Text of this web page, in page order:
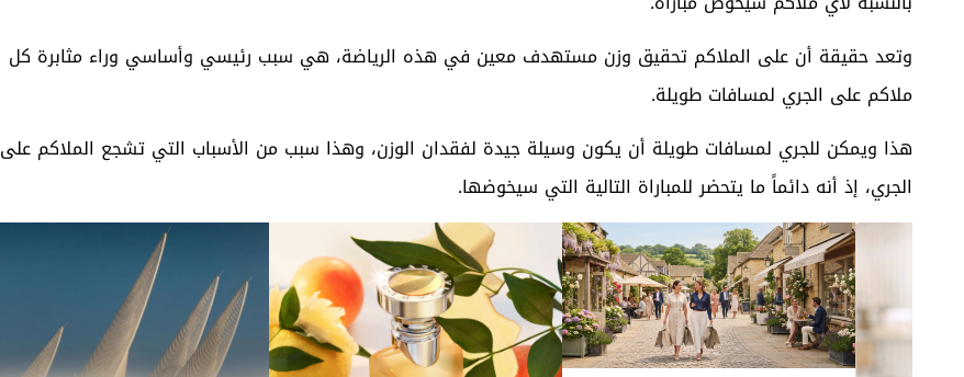
وتعد حقيقة أن على الملاكم تحقيق وزن مستهدف معين في هذه الرياضة، هي سبب رئيسي وأساسي وراء مثابرة كل
ملاكم على الجري لمسافات طويلة.
هذا ويمكن للجري لمسافات طويلة أن يكون وسيلة جيدة لفقدان الوزن، وهذا سبب من الأسباب التي تشجع الملاكم على
الجري، إذ أنه دائماً ما يتحضر للمباراة التالية التي سيخوضها.